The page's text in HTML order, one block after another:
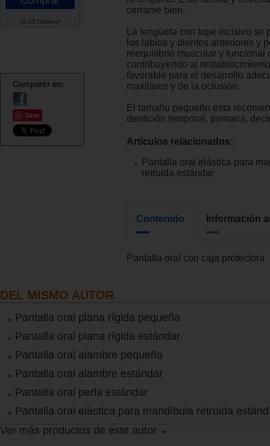
35.45 Dólares*
Compartir en:
Save
cerrarse bien.
La lengüeta con tope incisivo se
los labios y dientes anteriores y
reequilibrio muscular y funcional
contribuyendo al
favorable para el desarrollo
maxilares y de la oclusión.
El tamaño pequeño esta
dentición temporal, primaria,
Artículos relacionados:
Pantalla oral elástica para
retruida estándar
Contenido Información
Pantalla oral con caja protectora
DEL MISMO AUTOR
Pantalla oral plana rígida pequeña
Pantalla oral plana rígida estándar
Pantalla oral alambre pequeña
Pantalla oral alambre estándar
Pantalla oral perla estándar
Pantalla oral elástica para mandíbula retruida
Ver más productos de este autor